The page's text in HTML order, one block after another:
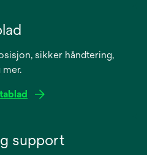
sikker håndtering,
support